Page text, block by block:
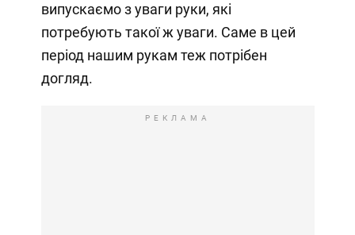
випускаємо з уваги руки, які
потребують такої ж уваги. Саме в цей
період нашим рукам теж потрібен
догляд.
РЕКЛАМА